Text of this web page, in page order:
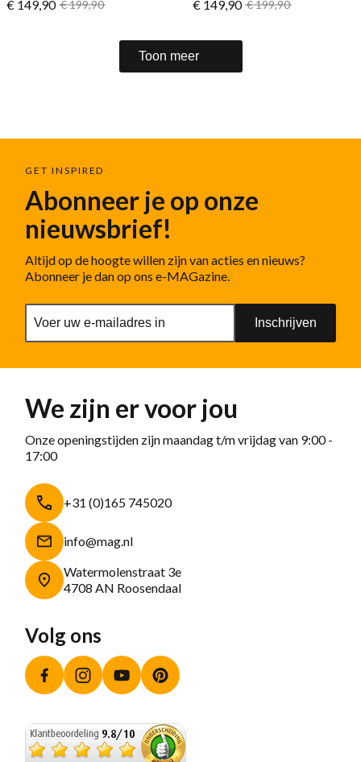
Vanaf
€ 149,90 Normale prijs
€ 199,90
Vanaf
€ 149,90 Normale prijs
€ 199,90
Toon meer
GET INSPIRED
Abonneer je op onze
nieuwsbrief!
Altijd op de hoogte willen zijn van acties en nieuws?
Abonneer je dan op ons e-MAGazine.
Inschrijven
We zijn er voor jou
Onze openingstijden zijn maandag t/m vrijdag van 9:00 -
17:00
+31 (0)165 745020
info@mag.nl
Watermolenstraat 3e
4708 AN Roosendaal
Volg ons
FacebookInstagramYouTube